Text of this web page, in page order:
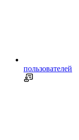
пользователей